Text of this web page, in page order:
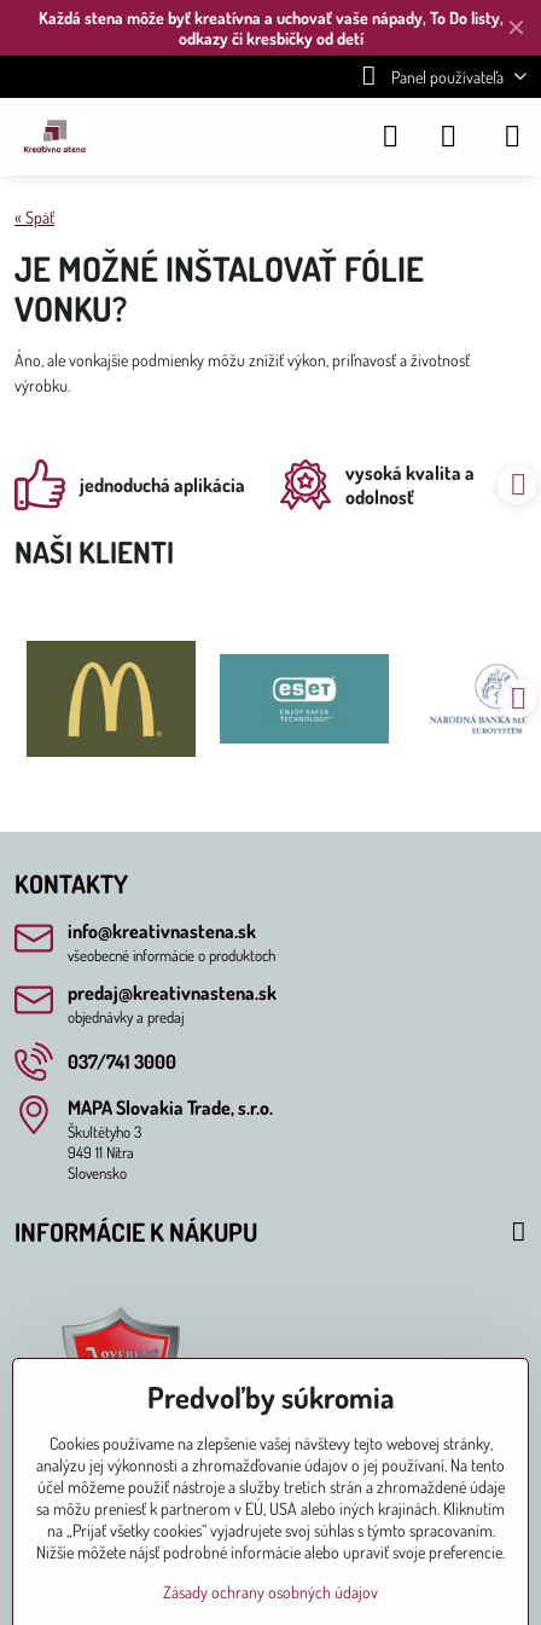
✕
Každá stena môže byť kreatívna a uchovať vaše nápady, To Do listy,
odkazy či kresbičky od detí
Panel používateľa
« Späť
JE MOŽNÉ INŠTALOVAŤ FÓLIE
VONKU?
Áno, ale vonkajšie podmienky môžu znížiť výkon, priľnavosť a životnosť
výrobku.
jednoduchá aplikácia
vysoká kvalita a
odolnosť
NAŠI KLIENTI
KONTAKTY
info​@kreativnastena​.sk
všeobecné informácie o produktoch
predaj​@kreativnastena​.sk
objednávky a predaj
037/741 3000
MAPA Slovakia Trade, s​.r​.o​.
Škultétyho 3
949 11 Nitra
Slovensko
INFORMÁCIE K NÁKUPU
Pridajte sa k nám aj na
Facebook
Predvoľby súkromia
Cookies používame na zlepšenie vašej návštevy tejto webovej stránky,
analýzu jej výkonnosti a zhromažďovanie údajov o jej používaní. Na tento
účel môžeme použiť nástroje a služby tretích strán a zhromaždené údaje
sa môžu preniesť k partnerom v EÚ, USA alebo iných krajinách. Kliknutím
na „Prijať všetky cookies“ vyjadrujete svoj súhlas s týmto spracovaním.
Nižšie môžete nájsť podrobné informácie alebo upraviť svoje preferencie.
Zásady ochrany osobných údajov